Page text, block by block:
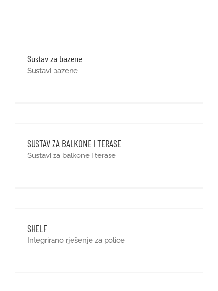
REFERENCE
WEB SHOP
Sustav za bazene
Sustavi bazene
SUSTAV ZA BALKONE I TERASE
Sustavi za balkone i terase
SHELF
Integrirano rješenje za police